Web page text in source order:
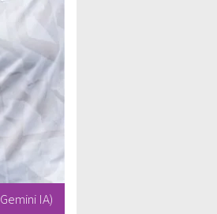
IA)